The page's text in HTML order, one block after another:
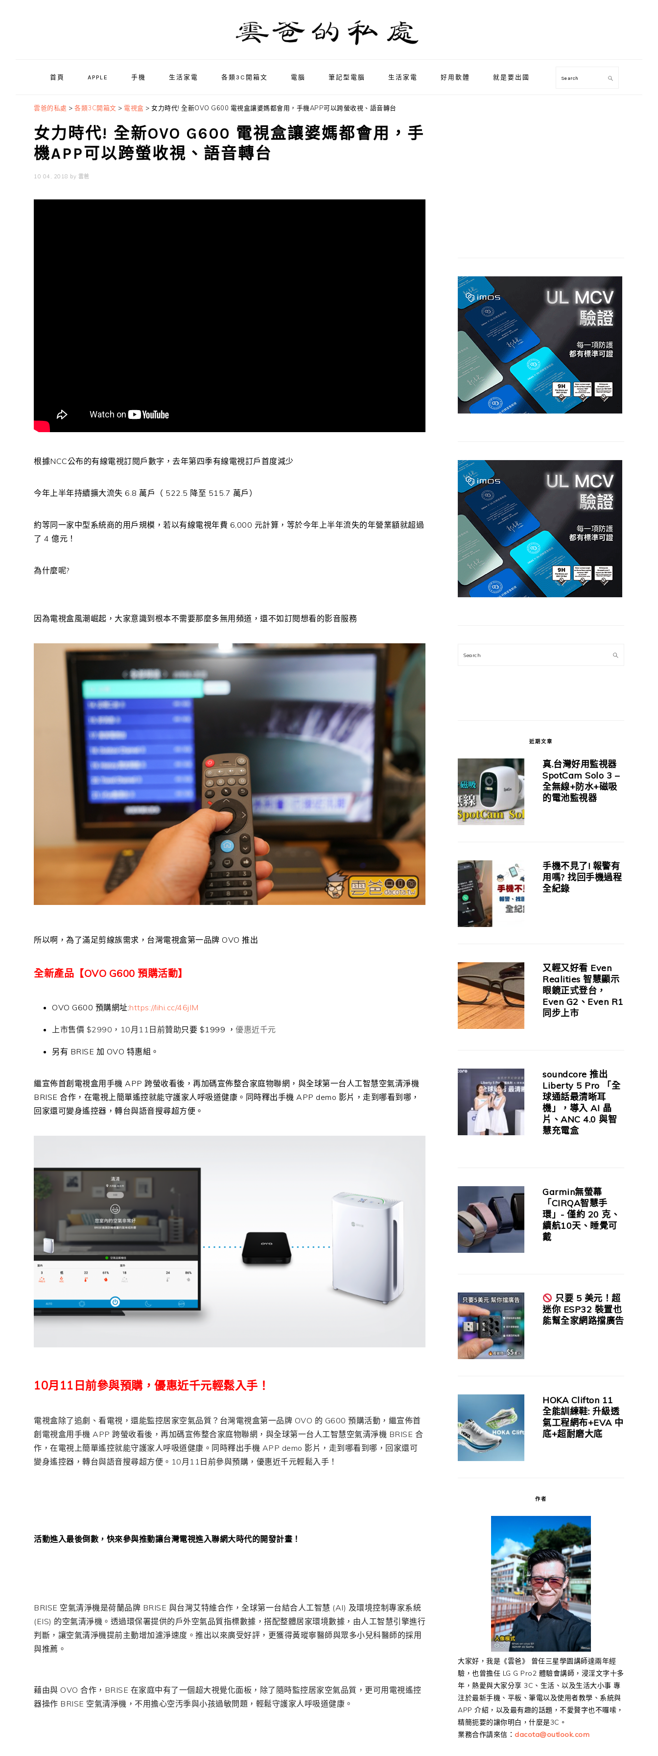
首頁 APPLE 手機 生活家電 各類3C開箱文 電腦 筆記型電腦 生活家電 好用軟體 就是要出國 Search
雲爸的私處 > 各類3C開箱文 > 電視盒 > 女力時代! 全新OVO G600 電視盒讓婆媽都會用，手機APP可以跨螢收視、語音轉台
女力時代! 全新OVO G600 電視盒讓婆媽都會用，手
機APP可以跨螢收視、語音轉台
10 04, 2018 by 雲爸
根據NCC公布的有線電視訂閱戶數字，去年第四季有線電視訂戶首度減少
今年上半年持續擴大流失 6.8 萬戶（ 522.5 降至 515.7 萬戶）
約等同一家中型系統商的用戶規模，若以有線電視年費 6,000 元計算，等於今年上半年流失的年營業額就超過
了 4 億元！
為什麼呢?
因為電視盒風潮崛起，大家意識到根本不需要那麼多無用頻道，還不如訂閱想看的影音服務
所以啊，為了滿足剪線族需求，台灣電視盒第一品牌 OVO 推出
全新產品【OVO G600 預購活動】
OVO G600 預購網址:https://lihi.cc/46jIM
上市售價 $2990，10月11日前贊助只要 $1999 ， 優惠近千元
另有 BRISE 加 OVO 特惠組。
繼宣佈首創電視盒用手機 APP 跨螢收看後，再加碼宣佈整合家庭物聯網，與全球第一台人工智慧空氣清淨機
BRISE 合作，在電視上簡單遙控就能守護家人呼吸道健康。同時釋出手機 APP demo 影片，走到哪看到哪，
回家還可變身遙控器，轉台與語音搜尋超方便。
10月11日前參與預購，優惠近千元輕鬆入手！
電視盒除了追劇、看電視，還能監控居家空氣品質？台灣電視盒第一品牌 OVO 的 G600 預購活動，繼宣佈首
創電視盒用手機 APP 跨螢收看後，再加碼宣佈整合家庭物聯網，與全球第一台人工智慧空氣清淨機 BRISE 合
作，在電視上簡單遙控就能守護家人呼吸道健康。同時釋出手機 APP demo 影片，走到哪看到哪，回家還可
變身遙控器，轉台與語音搜尋超方便。10月11日前參與預購，優惠近千元輕鬆入手！
活動進入最後倒數，快來參與推動讓台灣電視進入聯網大時代的開發計畫！
BRISE 空氣清淨機是荷蘭品牌 BRISE 與台灣艾特維合作，全球第一台結合人工智慧 (AI) 及環境控制專家系統
(EIS) 的空氣清淨機。透過環保署提供的戶外空氣品質指標數據，搭配整體居家環境數據，由人工智慧引擎進行
判斷，讓空氣清淨機提前主動增加濾淨速度。推出以來廣受好評，更獲得黃瑽寧醫師與眾多小兒科醫師的採用
與推薦。
藉由與 OVO 合作，BRISE 在家庭中有了一個超大視覺化面板，除了隨時監控居家空氣品質，更可用電視遙控
器操作 BRISE 空氣清淨機，不用擔心空汚季與小孩過敏問題，輕鬆守護家人呼吸道健康。
Search
近期文章
真.台灣好用監視器
SpotCam Solo 3 –
全無線+防水+磁吸
的電池監視器
手機不見了! 報警有
用嗎? 找回手機過程
全紀錄
又輕又好看 Even
Realities 智慧顯示
眼鏡正式登台，
Even G2、Even R1
同步上市
soundcore 推出
Liberty 5 Pro 「全
球通話最清晰耳
機」，導入 AI 晶
片、ANC 4.0 與智
慧充電盒
Garmin無螢幕
「CIRQA智慧手
環」- 僅約 20 克、
續航10天、睡覺可
戴
只要 5 美元！超
迷你 ESP32 裝置也
能幫全家網路擋廣告
HOKA Clifton 11
全能訓練鞋: 升級透
氣工程網布+EVA 中
底+超耐磨大底
作者
大家好，我是《雲爸》 曾任三星學園講師達兩年經
驗，也曾擔任 LG G Pro2 體驗會講師，浸淫文字十多
年，熱愛與大家分享 3C、生活、以及生活大小事 專
注於最新手機、平板、筆電以及使用者教學、系統與
APP 介紹，以及最有趣的話題，不愛贅字也不囉嗦，
精簡扼要的讓你明白，什麼是3C。
業務合作請來信： dacota@outlook.com